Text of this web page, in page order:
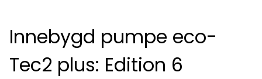
Innebygd pumpe eco-
Tec2 plus: Edition 6